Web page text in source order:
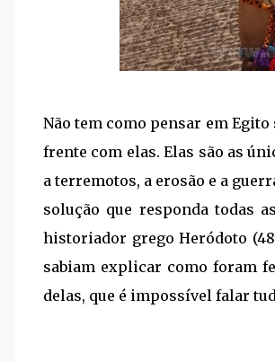
Não tem como pensar em
frente com elas. Elas são as
a terremotos, a erosão e a
solução que responda todas
historiador grego Heródoto
sabiam explicar como foram
delas, que é impossível falar